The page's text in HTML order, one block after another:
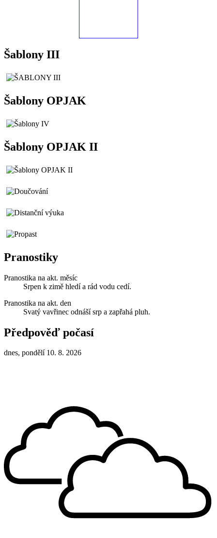
Šablony III
Šablony OPJAK
Šablony OPJAK II
Pranostiky
Pranostika na akt. měsíc
Srpen k zimě hledí a rád vodu cedí.
Pranostika na akt. den
Svatý vavřinec odnáší srp a zapřahá pluh.
Předpověď počasí
dnes, pondělí 10. 8. 2026